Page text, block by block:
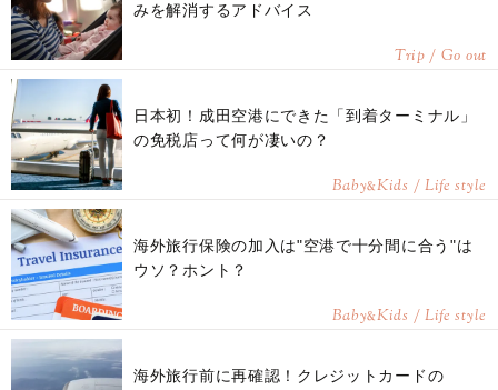
みを解消するアドバイス
Trip / Go out
日本初！成田空港にできた「到着ターミナル」
の免税店って何が凄いの？
Baby&Kids / Life style
海外旅行保険の加入は"空港で十分間に合う"は
ウソ？ホント？
Baby&Kids / Life style
海外旅行前に再確認！クレジットカードの